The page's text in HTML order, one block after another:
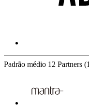
Padrão médio 12 Partners